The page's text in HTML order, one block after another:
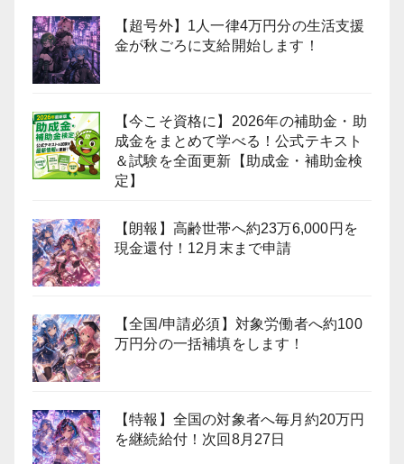
【超号外】1人一律4万円分の生活支援
金が秋ごろに支給開始します！
【今こそ資格に】2026年の補助金・助
成金をまとめて学べる！公式テキスト
＆試験を全面更新【助成金・補助金検
定】
【朗報】高齢世帯へ約23万6,000円を
現金還付！12月末まで申請
【全国/申請必須】対象労働者へ約100
万円分の一括補填をします！
【特報】全国の対象者へ毎月約20万円
を継続給付！次回8月27日